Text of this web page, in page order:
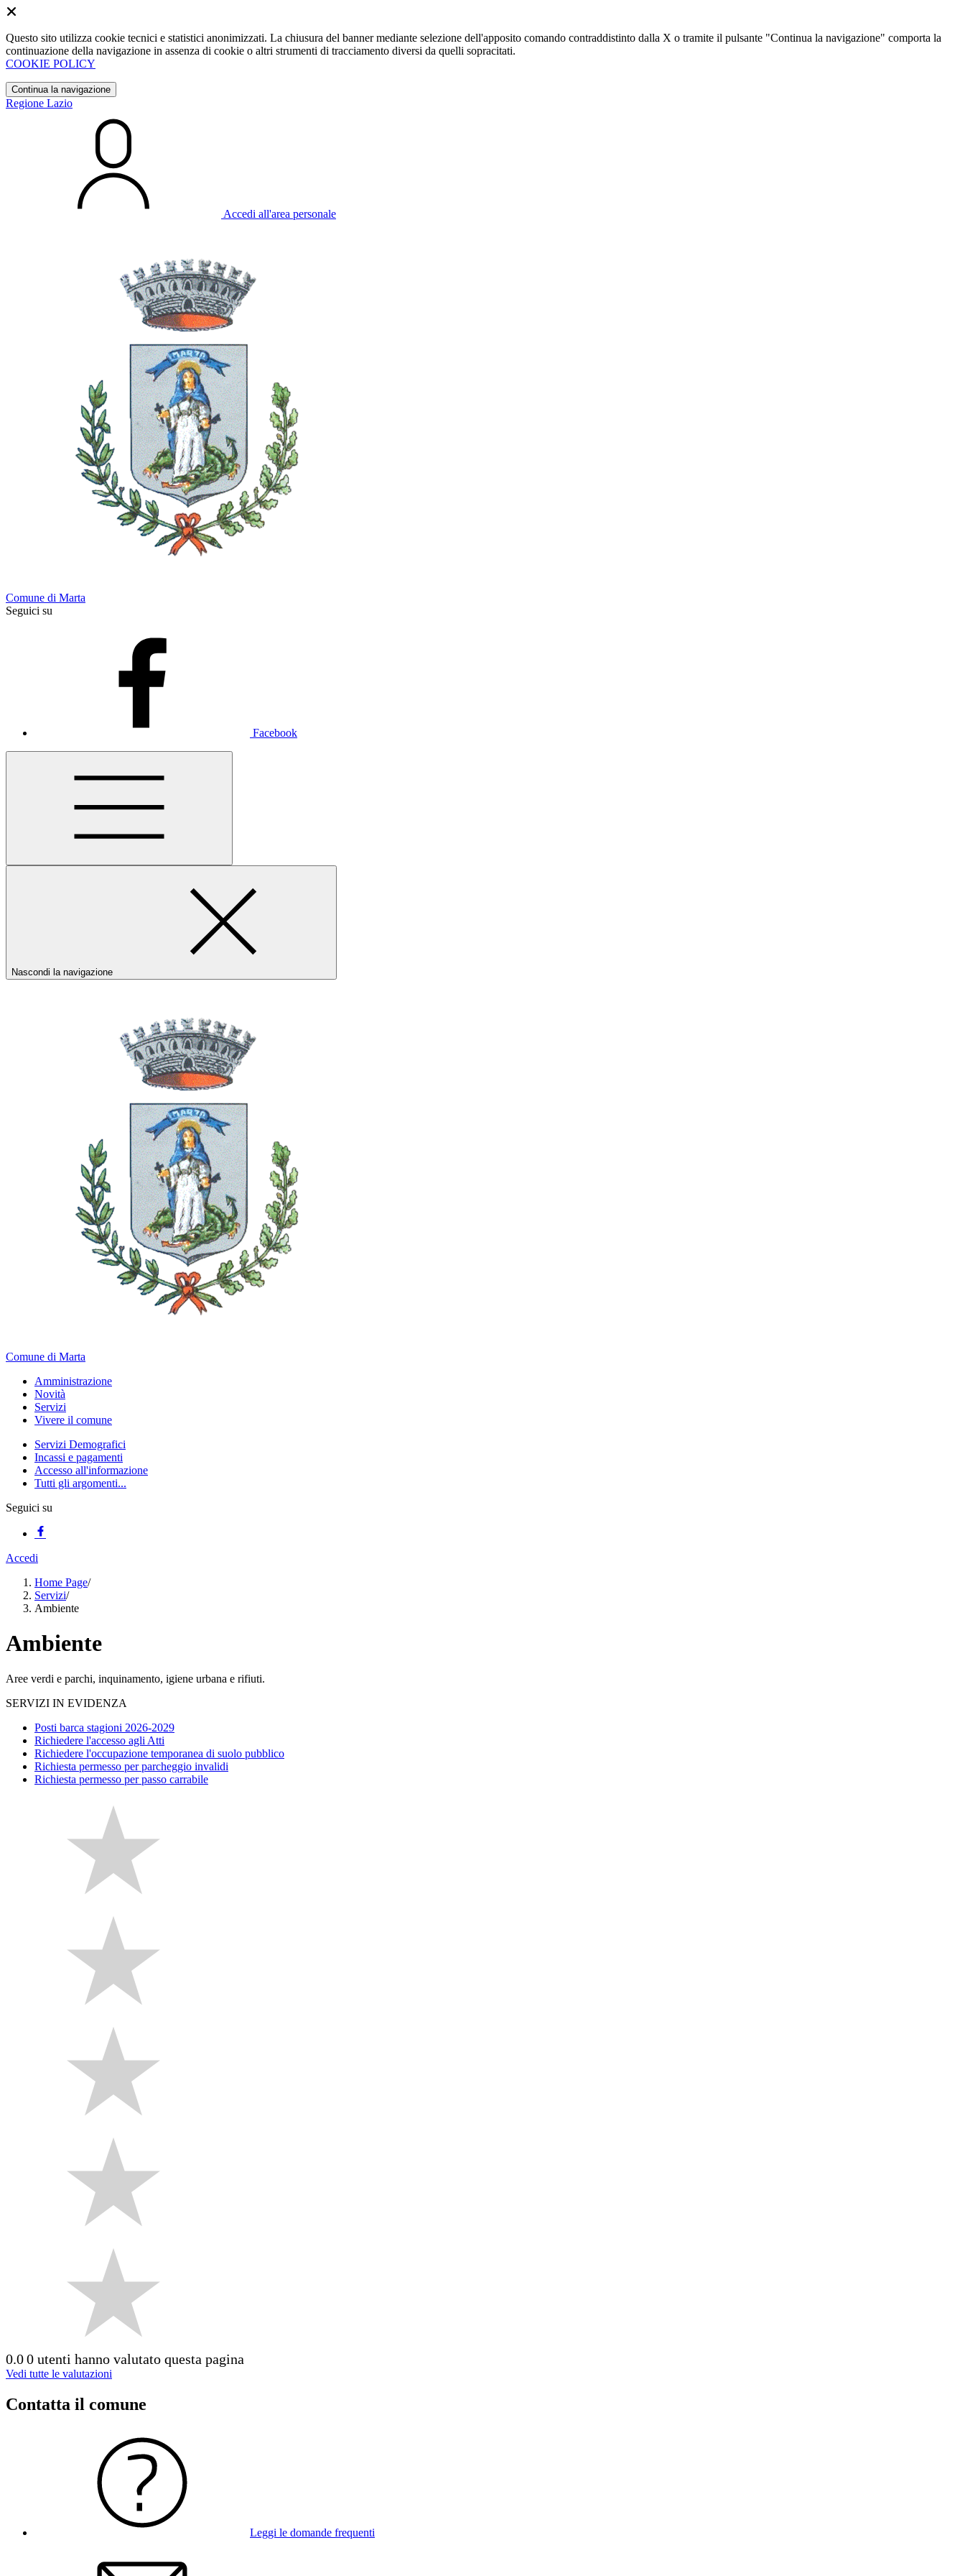
Questo sito utilizza cookie tecnici e statistici anonimizzati. La chiusura del banner mediante selezione dell'apposito comando contraddistinto dalla X o tramite il pulsante "Continua la navigazione" comporta la
continuazione della navigazione in assenza di cookie o altri strumenti di tracciamento diversi da quelli sopracitati.
COOKIE POLICY
Continua la navigazione
Regione Lazio
Accedi all'area personale
Comune di Marta
Seguici su
Facebook
Nascondi la navigazione
Comune di Marta
Amministrazione
Novità
Servizi
Vivere il comune
Servizi Demografici
Incassi e pagamenti
Accesso all'informazione
Tutti gli argomenti...
Seguici su
Accedi
Home Page/
Servizi/
Ambiente
Ambiente
Aree verdi e parchi, inquinamento, igiene urbana e rifiuti.
SERVIZI IN EVIDENZA
Posti barca stagioni 2026-2029
Richiedere l'accesso agli Atti
Richiedere l'occupazione temporanea di suolo pubblico
Richiesta permesso per parcheggio invalidi
Richiesta permesso per passo carrabile
0.00 utenti hanno valutato questa pagina
Vedi tutte le valutazioni
Contatta il comune
Leggi le domande frequenti